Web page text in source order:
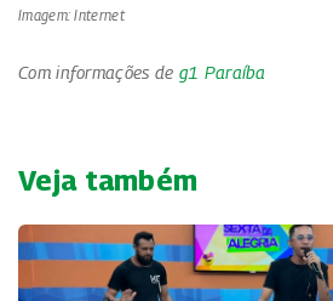
Imagem: Internet
Com informações de g1 Paraíba
Veja também